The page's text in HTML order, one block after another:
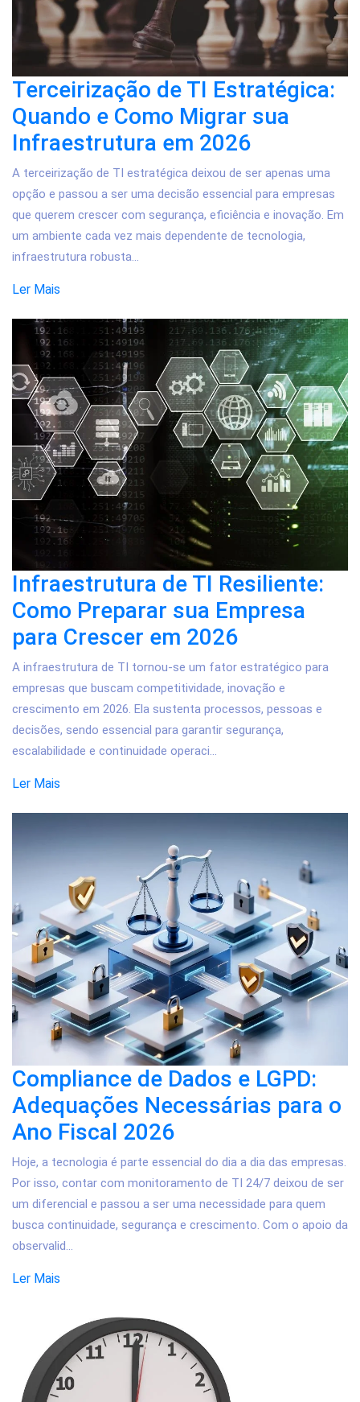
Terceirização de TI Estratégica:
Quando e Como Migrar sua
Infraestrutura em 2026
A terceirização de TI estratégica deixou de ser apenas uma
opção e passou a ser uma decisão essencial para empresas
que querem crescer com segurança, eficiência e inovação. Em
um ambiente cada vez mais dependente de tecnologia,
infraestrutura robusta...
Ler Mais
Infraestrutura de TI Resiliente:
Como Preparar sua Empresa
para Crescer em 2026
A infraestrutura de TI tornou-se um fator estratégico para
empresas que buscam competitividade, inovação e
crescimento em 2026. Ela sustenta processos, pessoas e
decisões, sendo essencial para garantir segurança,
escalabilidade e continuidade operaci...
Ler Mais
Compliance de Dados e LGPD:
Adequações Necessárias para o
Ano Fiscal 2026
Hoje, a tecnologia é parte essencial do dia a dia das empresas.
Por isso, contar com monitoramento de TI 24/7 deixou de ser
um diferencial e passou a ser uma necessidade para quem
busca continuidade, segurança e crescimento. Com o apoio da
observalid...
Ler Mais